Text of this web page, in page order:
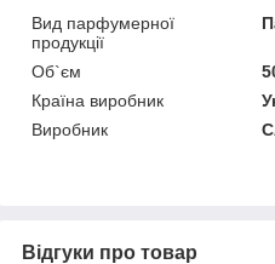
Вид парфумерної
продукції
Об`єм
Країна виробник
Виробник
Відгуки про товар